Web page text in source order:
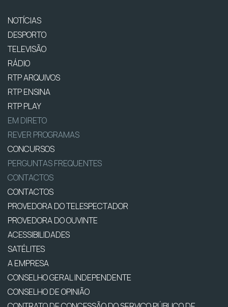
NOTÍCIAS
DESPORTO
TELEVISÃO
RÁDIO
RTP ARQUIVOS
RTP ENSINA
RTP PLAY
EM DIRETO
REVER PROGRAMAS
CONCURSOS
PERGUNTAS FREQUENTES
CONTACTOS
CONTACTOS
PROVEDORA DO TELESPECTADOR
PROVEDORA DO OUVINTE
ACESSIBILIDADES
SATÉLITES
A EMPRESA
CONSELHO GERAL INDEPENDENTE
CONSELHO DE OPINIÃO